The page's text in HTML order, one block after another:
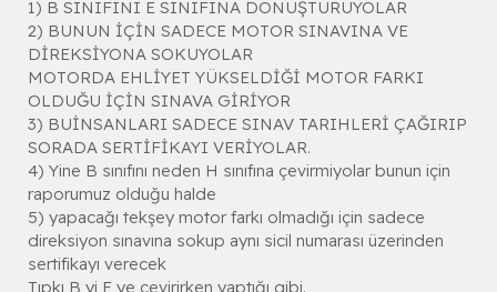
1) B SINIFINI E SINIFINA DÖNÜŞTÜRÜYOLAR
2) BUNUN İÇİN SADECE MOTOR SINAVINA VE
DİREKSİYONA SOKUYOLAR
MOTORDA EHLİYET YÜKSELDİĞİ MOTOR FARKI
OLDUĞU İÇİN SINAVA GİRİYOR
3) BUİNSANLARI SADECE SINAV TARIHLERİ ÇAĞIRIP
SORADA SERTİFİKAYI VERİYOLAR.
4) Yine B sınıfını neden H sınıfına çevirmiyolar bunun için
raporumuz olduğu halde
5) yapacağı tekşey motor farkı olmadığı için sadece
direksiyon sınavına sokup aynı sicil numarası üzerinden
sertifikayı verecek
Tıpkı B yi E ye çevirirken yaptığı gibi.